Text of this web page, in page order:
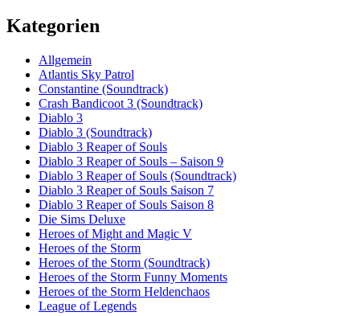
Kategorien
Allgemein
Atlantis Sky Patrol
Constantine (Soundtrack)
Crash Bandicoot 3 (Soundtrack)
Diablo 3
Diablo 3 (Soundtrack)
Diablo 3 Reaper of Souls
Diablo 3 Reaper of Souls – Saison 9
Diablo 3 Reaper of Souls (Soundtrack)
Diablo 3 Reaper of Souls Saison 7
Diablo 3 Reaper of Souls Saison 8
Die Sims Deluxe
Heroes of Might and Magic V
Heroes of the Storm
Heroes of the Storm (Soundtrack)
Heroes of the Storm Funny Moments
Heroes of the Storm Heldenchaos
League of Legends